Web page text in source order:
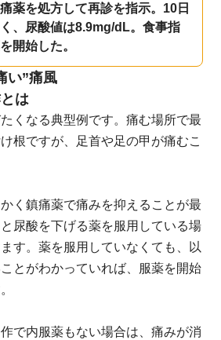
薬を処方して再診を指示。10日
、尿酸値は8.9mg/dL。食事指
開始した。
い”痛風
は
くなる典型例です。痛む場所で最
根ですが、足首や足の甲が痛むこ
く鎮痛薬で痛みを抑えることが最
尿酸を下げる薬を服用している場
す。薬を服用していなくても、以
とがわかっていれば、服薬を開始
で内服薬もない場合は、痛みが消